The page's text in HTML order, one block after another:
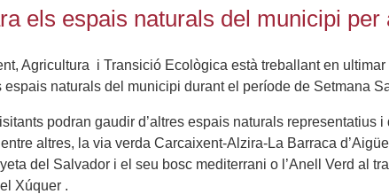
els espais naturals del municipi
Agricultura i Transició Ecològica està treballant en
naturals del municipi durant el període de Setmana
podran gaudir d’altres espais naturals
altres, la via verda Carcaixent-Alzira-La Barraca
del Salvador i el seu bosc mediterrani o l’Anell Verd al
Xúquer .